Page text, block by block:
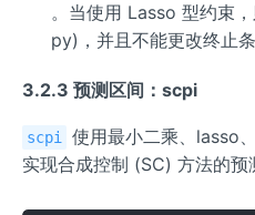
。当使用 Lasso 型约束
py)，并且不能更改终止条
3.2.3 预测区间：scpi
scpi 使用最小二乘、lasso
实现合成控制 (SC) 方法的预